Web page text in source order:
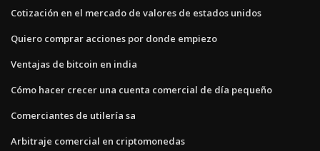
Cotización en el mercado de valores de estados unidos
Quiero comprar acciones por donde empiezo
Ventajas de bitcoin en india
Cómo hacer crecer una cuenta comercial de día pequeño
Comerciantes de utilería sa
Arbitraje comercial en criptomonedas